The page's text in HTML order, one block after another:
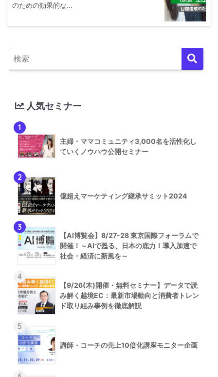
のための効果的な…
人気セミナー
1
主婦・ママコミュニティ3,000名を活性化し
ていくノウハウ公開セミナー
2
億超えマーケティング継承サミット2024
3
【AI博覧会】8/27-28 東京国際フォーラムで
開催！～AIで甦る、日本の底力！導入加速で
社会・経済に新風を～
4
【9/26(木)開催・無料セミナー】データで読
み解く越境EC：最新市場動向と消費者トレン
ド取り組み事例を徹底解説
5
講師・コーチの売上10倍化講座モニター企画